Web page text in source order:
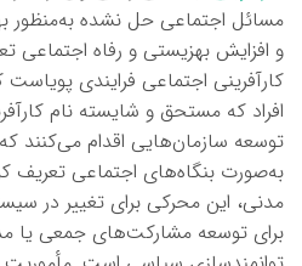
مسائل اجتماعی حل نشده به‌منظور
و افزایش بهزیستی و رفاه اجتماعی
کارآفرینی اجتماعی فرایندی
افراد که مستحق و شایسته نام
توسعه سازمان‌هایی اقدام می‌کنند
به‌صورت بنگاه‌های اجتماعی تعریف
مدنی، این محرکی برای تغییر در
برای توسعه مشارکت‌های جمعی یا